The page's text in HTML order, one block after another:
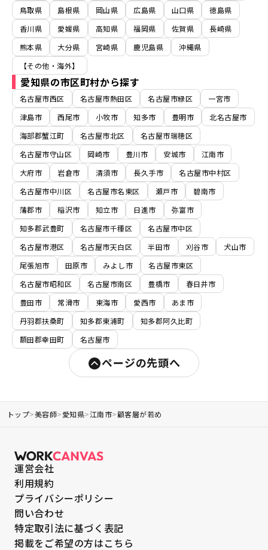
鳥取県
島根県 岡山県 広島県 山口県
徳島県
香川県
愛媛県 高知県 福岡県 佐賀県
長崎県
熊本県
大分県 宮崎県 鹿児島県
沖縄県
【その他・海外】
愛知県の市区町村から探す
名古屋市西区 名古屋市熱田区 名古屋市緑区
一宮市
津島市
西尾市 小牧市 知多市 豊明市
北名古屋市
海部郡蟹江町
名古屋市北区
名古屋市瑞穂区
名古屋市守山区
岡崎市 豊川市 安城市
江南市
大府市
岩倉市 清須市 長久手市
名古屋市中村区
名古屋市中川区
名古屋市名東区 瀬戸市
碧南市
蒲郡市
稲沢市 知立市 日進市
弥富市
知多郡武豊町
名古屋市千種区
名古屋市中区
名古屋市港区
名古屋市天白区 半田市 刈谷市
犬山市
尾張旭市
田原市 みよし市
名古屋市東区
名古屋市昭和区
名古屋市南区 豊橋市
春日井市
豊田市
常滑市 東海市 愛西市
あま市
丹羽郡扶桑町
知多郡東浦町
知多郡阿久比町
額田郡幸田町
名古屋市
ページの先頭へ
トップ>美容師>愛知県>江南市>顧客層が若め
運営会社
利用規約
プライバシーポリシー
問い合わせ
特定取引法に基づく表記
掲載をご希望の方はこちら